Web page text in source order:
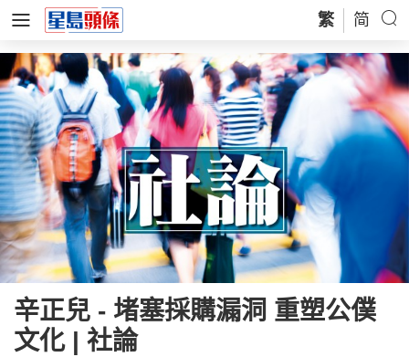
繁 简
辛正兒 - 堵塞採購漏洞 重塑公僕
文化 | 社論